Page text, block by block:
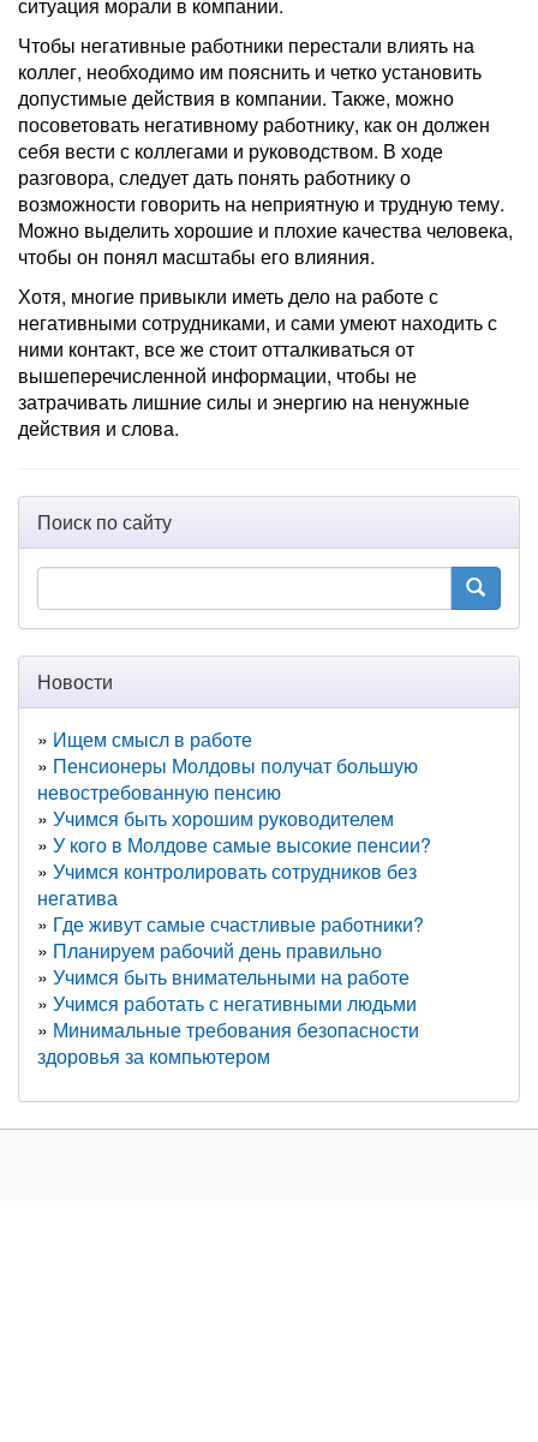
Чтобы негативные работники перестали влиять на
коллег, необходимо им пояснить и четко установить
допустимые действия в компании. Также, можно
посоветовать негативному работнику, как он должен
себя вести с коллегами и руководством. В ходе
разговора, следует дать понять работнику о
возможности говорить на неприятную и трудную тему.
Можно выделить хорошие и плохие качества человека,
чтобы он понял масштабы его влияния.
Хотя, многие привыкли иметь дело на работе с
негативными сотрудниками, и сами умеют находить с
ними контакт, все же стоит отталкиваться от
вышеперечисленной информации, чтобы не
затрачивать лишние силы и энергию на ненужные
действия и слова.
Поиск по сайту
Новости
Ищем смысл в работе
Пенсионеры Молдовы получат большую
невостребованную пенсию
Учимся быть хорошим руководителем
У кого в Молдове самые высокие пенсии?
Учимся контролировать сотрудников без
негатива
Где живут самые счастливые работники?
Планируем рабочий день правильно
Учимся быть внимательными на работе
Учимся работать с негативными людьми
Минимальные требования безопасности
здоровья за компьютером